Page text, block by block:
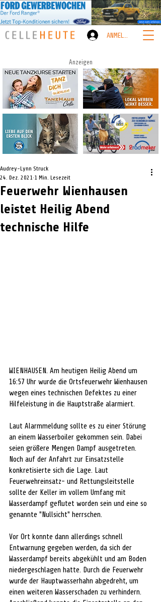
ANMELDEN
Anzeigen
Feuerwehr Wienhausen
leistet Heilig Abend
technische Hilfe
Audrey-Lynn Struck
24. Dez. 2021 1 Min. Lesezeit
WIENHAUSEN. Am heutigen Heilig Abend um
16:57 Uhr wurde die Ortsfeuerwehr Wienhausen
wegen eines technischen Defektes zu einer
Hilfeleistung in die Hauptstraße alarmiert.
Laut Alarmmeldung sollte es zu einer Störung
an einem Wasserboiler gekommen sein. Dabei
seien größere Mengen Dampf ausgetreten.
Noch auf der Anfahrt zur Einsatzstelle
konkretisierte sich die Lage. Laut
Feuerwehreinsatz- und Rettungsleitstelle
sollte der Keller im vollem Umfang mit
Wasserdampf geflutet worden sein und eine so
genannte "Nullsicht" herrschen.
Vor Ort konnte dann allerdings schnell
Entwarnung gegeben werden, da sich der
Wasserdampf bereits abgekühlt und am Boden
niedergeschlagen hatte. Durch die Feuerwehr
wurde der Hauptwasserhahn abgedreht, um
einen weiteren Wasserschaden zu verhindern.